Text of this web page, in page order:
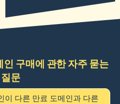
구매에 관한 자주 묻는
질문
이 다른 만료 도메인과 다른